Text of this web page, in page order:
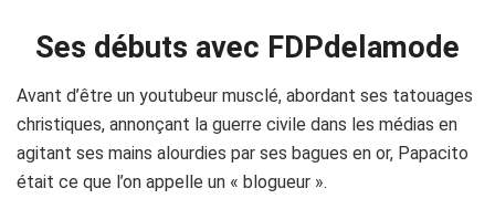
Ses débuts avec FDPdelamode
Avant d’être un youtubeur musclé, abordant ses tatouages
christiques, annonçant la guerre civile dans les médias en
agitant ses mains alourdies par ses bagues en or, Papacito
était ce que l’on appelle un « blogueur ».